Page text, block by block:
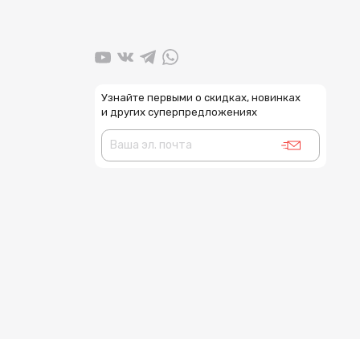
Узнайте первыми о скидках, новинках
и других суперпредложениях